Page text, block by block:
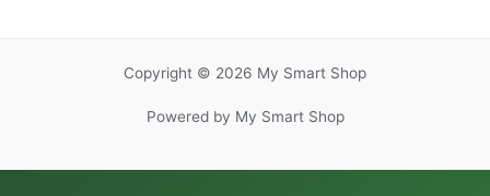
Copyright © 2026 My Smart Shop
Powered by My Smart Shop